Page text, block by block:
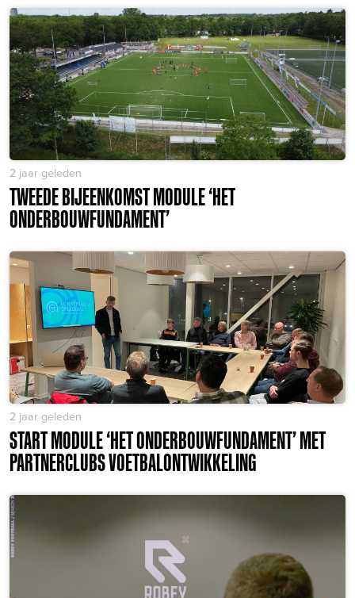
2 jaar geleden
TWEEDE BIJEENKOMST MODULE ‘HET
ONDERBOUWFUNDAMENT’
2 jaar geleden
START MODULE ‘HET ONDERBOUWFUNDAMENT’ MET
PARTNERCLUBS VOETBALONTWIKKELING